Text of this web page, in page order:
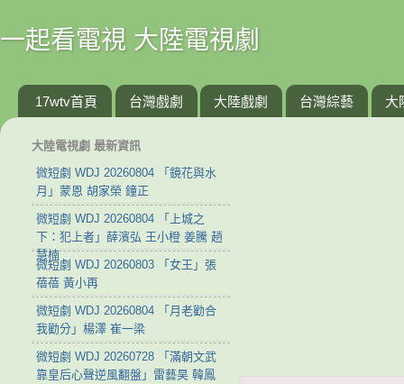
一起看電視 大陸電視劇
17wtv首頁 台灣戲劇 大陸戲劇 台灣綜藝 大
大陸電視劇 最新資訊
微短劇 WDJ 20260804 「鏡花與水
月」蒙恩 胡家榮 鐘正
微短劇 WDJ 20260804 「上城之
下：犯上者」薛濱弘 王小橙 姜騰 趙
慧楠
微短劇 WDJ 20260803 「女王」張
蓓蓓 黃小再
微短劇 WDJ 20260804 「月老勸合
我勸分」楊澤 崔一梁
微短劇 WDJ 20260728 「滿朝文武
靠皇后心聲逆風翻盤」雷藝昊 韓鳳